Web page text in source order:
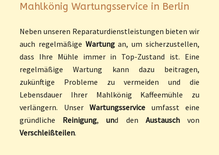
Mahlkönig Wartungsservice in Berlin
Neben unseren Reparaturdienstleistungen bieten wir
auch regelmäßige Wartungan, um sicherzustellen,
dass Ihre Mühle immer in Top-Zustand ist. Eine
regelmäßige Wartung kann dazu beitragen,
zukünftige Probleme zu vermeiden und die
Lebensdauer Ihrer Mahlkönig Kaffeemühle zu
verlängern. Unser Wartungsservice umfasst eine
gründliche Reinigung,und den Austauschvon
Verschleißteilen.